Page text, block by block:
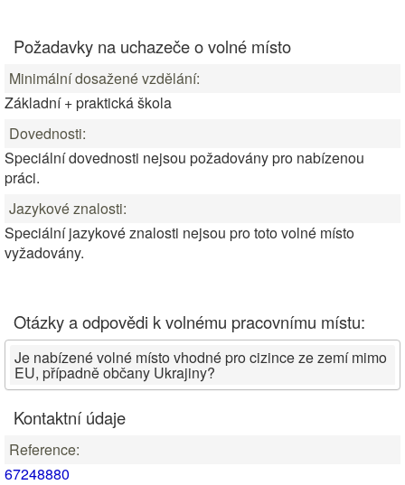
Požadavky na uchazeče o volné místo
Minimální dosažené vzdělání:
Základní + praktická škola
Dovednosti:
Speciální dovednosti nejsou požadovány pro nabízenou
práci.
Jazykové znalosti:
Speciální jazykové znalosti nejsou pro toto volné místo
vyžadovány.
Otázky a odpovědi k volnému pracovnímu místu:
Je nabízené volné místo vhodné pro cizince ze zemí mimo
EU, případně občany Ukrajiny?
Kontaktní údaje
Reference:
67248880